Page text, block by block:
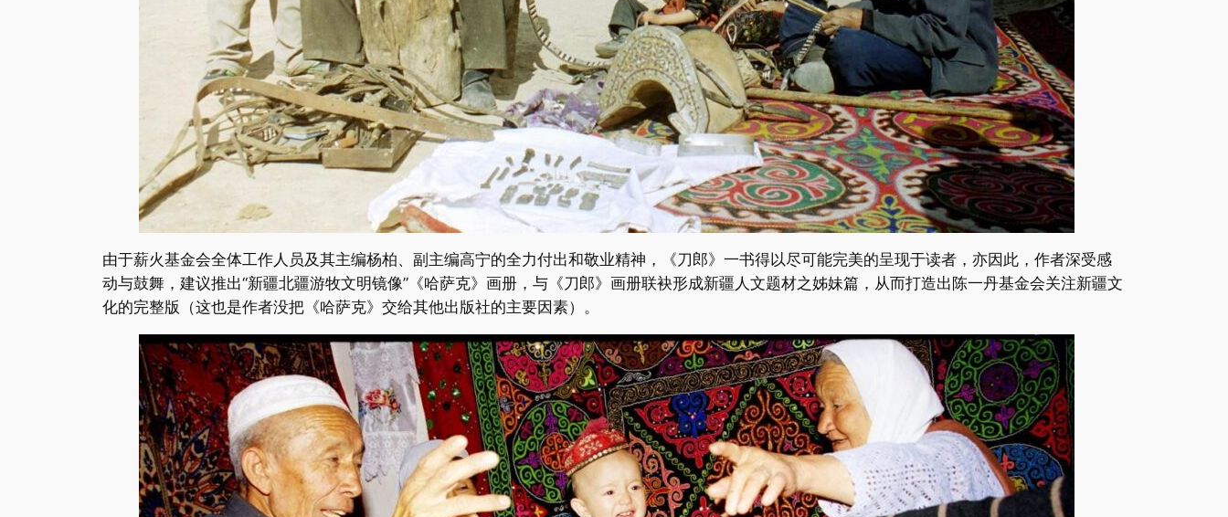
由于薪火基金会全体工作人员及其主编杨柏、副主编高宁的全力付出和敬业精神，《刀郎》一书得以尽可能完美的呈现于读者，亦因此，作者深受感
动与鼓舞，建议推出“新疆北疆游牧文明镜像”《哈萨克》画册，与《刀郎》画册联袂形成新疆人文题材之姊妹篇，从而打造出陈一丹基金会关注新疆文
化的完整版（这也是作者没把《哈萨克》交给其他出版社的主要因素）。